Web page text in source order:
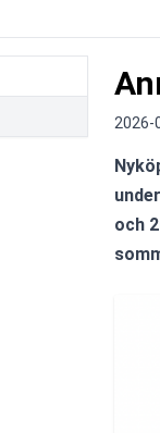
2026-
och